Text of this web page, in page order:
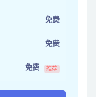
免费
免费
免费 推荐